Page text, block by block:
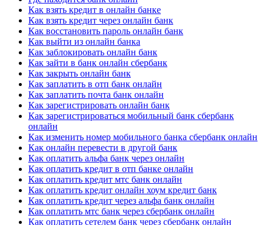
Как взять кредит в онлайн банке
Как взять кредит через онлайн банк
Как восстановить пароль онлайн банк
Как выйти из онлайн банка
Как заблокировать онлайн банк
Как зайти в банк онлайн сбербанк
Как закрыть онлайн банк
Как заплатить в отп банк онлайн
Как заплатить почта банк онлайн
Как зарегистрировать онлайн банк
Как зарегистрироваться мобильный банк сбербанк
онлайн
Как изменить номер мобильного банка сбербанк онлайн
Как онлайн перевести в другой банк
Как оплатить альфа банк через онлайн
Как оплатить кредит в отп банке онлайн
Как оплатить кредит мтс банк онлайн
Как оплатить кредит онлайн хоум кредит банк
Как оплатить кредит через альфа банк онлайн
Как оплатить мтс банк через сбербанк онлайн
Как оплатить сетелем банк через сбербанк онлайн